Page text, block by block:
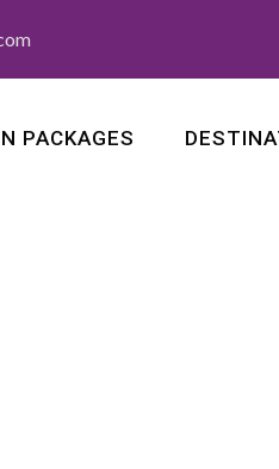
PACKAGES